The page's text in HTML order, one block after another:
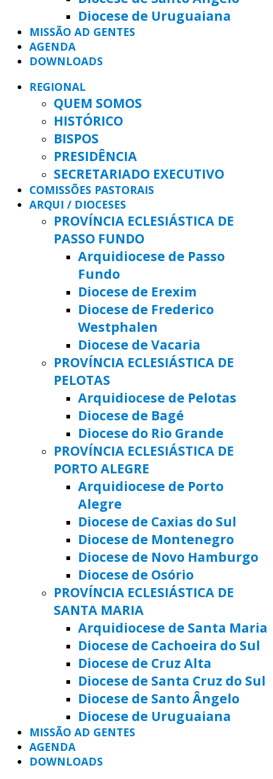
Diocese de Uruguaiana
MISSÃO AD GENTES
AGENDA
DOWNLOADS
REGIONAL
QUEM SOMOS
HISTÓRICO
BISPOS
PRESIDÊNCIA
SECRETARIADO EXECUTIVO
COMISSÕES PASTORAIS
ARQUI / DIOCESES
PROVÍNCIA ECLESIÁSTICA DE
PASSO FUNDO
Arquidiocese de Passo
Fundo
Diocese de Erexim
Diocese de Frederico
Westphalen
Diocese de Vacaria
PROVÍNCIA ECLESIÁSTICA DE
PELOTAS
Arquidiocese de Pelotas
Diocese de Bagé
Diocese do Rio Grande
PROVÍNCIA ECLESIÁSTICA DE
PORTO ALEGRE
Arquidiocese de Porto
Alegre
Diocese de Caxias do Sul
Diocese de Montenegro
Diocese de Novo Hamburgo
Diocese de Osório
PROVÍNCIA ECLESIÁSTICA DE
SANTA MARIA
Arquidiocese de Santa Maria
Diocese de Cachoeira do Sul
Diocese de Cruz Alta
Diocese de Santa Cruz do Sul
Diocese de Santo Ângelo
Diocese de Uruguaiana
MISSÃO AD GENTES
AGENDA
DOWNLOADS